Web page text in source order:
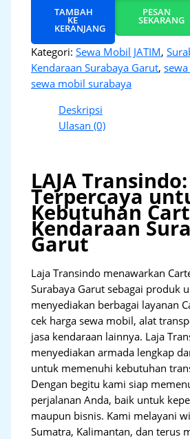
TAMBAH
KE
KERANJANG
PESAN
SEKARANG
Kategori:Sewa Mobil JATIM,
Kendaraan Surabaya Garut,
sewa mobil surabaya
Deskripsi
Ulasan (0)
LAJA
Terpercaya
Kebutuhan
Kendaraan
Garut
Laja Transindo menawarkan
Surabaya Garut sebagai produk
menyediakan berbagai layanan
cek harga sewa mobil, alat
jasa kendaraan lainnya. Laja
menyediakan armada lengkap
untuk memenuhi kebutuhan
Dengan begitu kami siap
perjalanan Anda, baik untuk
maupun bisnis. Kami melayani
Sumatra, Kalimantan, dan terus